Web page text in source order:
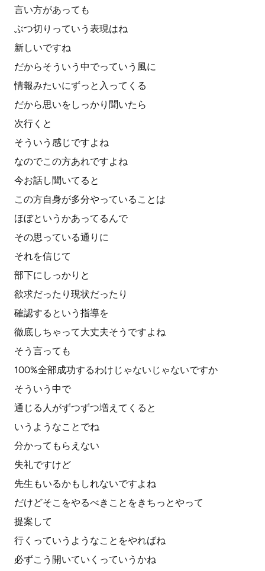
言い方があっても
ぶつ切りっていう表現はね
新しいですね
だからそういう中でっていう風に
情報みたいにずっと入ってくる
だから思いをしっかり聞いたら
次行くと
そういう感じですよね
なのでこの方あれですよね
今お話し聞いてると
この方自身が多分やっていることは
ほぼというかあってるんで
その思っている通りに
それを信じて
部下にしっかりと
欲求だったり現状だったり
確認するという指導を
徹底しちゃって大丈夫そうですよね
そう言っても
100%全部成功するわけじゃないじゃないですか
そういう中で
通じる人がずつずつ増えてくると
いうようなことでね
分かってもらえない
失礼ですけど
先生もいるかもしれないですよね
だけどそこをやるべきことをきちっとやって
提案して
行くっていうようなことをやればね
必ずこう開いていくっていうかね